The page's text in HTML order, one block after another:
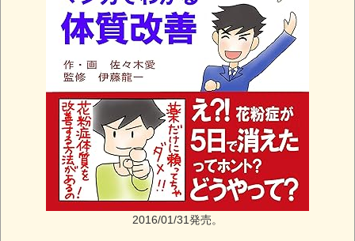
2016/01/31発売。